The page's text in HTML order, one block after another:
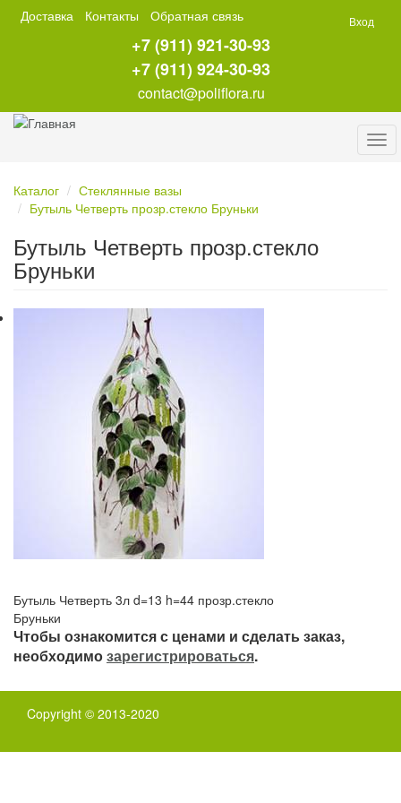
Перейти
Доставка Контакты Обратная связь
+7 (911) 921-30-93
+7 (911) 924-30-93
contact@poliflora.ru
Вход
Каталог
Стеклянные вазы
Бутыль Четверть прозр.стекло Бруньки
Бутыль Четверть прозр.стекло
Бруньки
Бутыль Четверть 3л d=13 h=44 прозр.стекло
Бруньки
Чтобы ознакомится с ценами и сделать заказ,
необходимозарегистрироваться.
Copyright © 2013-2020